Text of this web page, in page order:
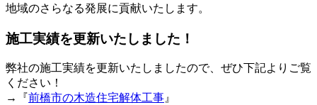
地域のさらなる発展に貢献いたします。
施工実績を更新いたしました！
弊社の施工実績を更新いたしましたので、ぜひ下記よりご覧
ください！
→『前橋市の木造住宅解体工事 』